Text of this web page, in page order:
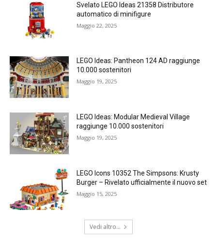
Svelato LEGO Ideas 21358 Distributore
automatico di minifigure
Maggio 22, 2025
LEGO Ideas: Pantheon 124 AD raggiunge
10.000 sostenitori
Maggio 19, 2025
LEGO Ideas: Modular Medieval Village
raggiunge 10.000 sostenitori
Maggio 19, 2025
LEGO Icons 10352 The Simpsons: Krusty
Burger – Rivelato ufficialmente il nuovo set
Maggio 15, 2025
Vedi altro...